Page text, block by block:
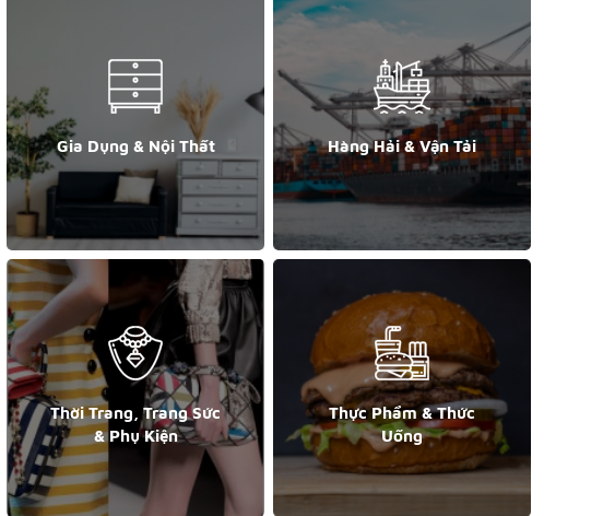
Gia Dụng & Nội Thất Hàng Hải & Vận Tải
Thời Trang, Trang Sức
& Phụ Kiện
Thực Phẩm & Thức
Uống